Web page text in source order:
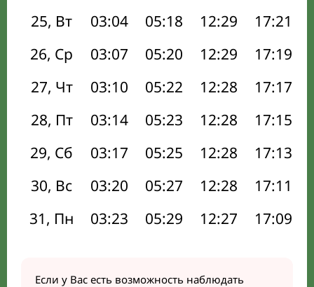
25, Вт
03:04 05:18 12:29 17:21
26, Ср
03:07 05:20 12:29 17:19
27, Чт
03:10 05:22 12:28 17:17
28, Пт
03:14 05:23 12:28 17:15
29, Сб
03:17 05:25 12:28 17:13
30, Вс
03:20 05:27 12:28 17:11
31, Пн
03:23 05:29 12:27 17:09
Если у Вас есть возможность наблюдать